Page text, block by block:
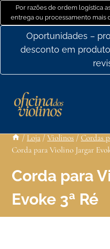
para
conteúdo
Por razões de ordem logística
entrega ou processamento mais
Oportunidades –
desconto em
/ Loja /Violinos / Cordas
Corda para Violino Jargar
Corda para
Evoke 3ª Ré